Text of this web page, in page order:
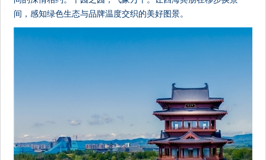
间，感知绿色生态与品牌温度交织的美好图景。